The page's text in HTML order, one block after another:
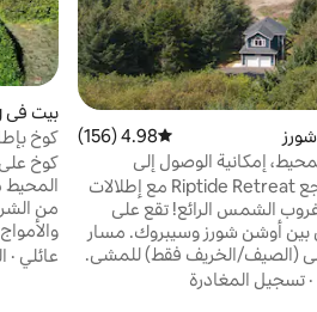
متوسط التقييم 4.98 من 5، 156 مراجعات
4.98 (156)
إمكانية الوصول إلى
للكلاب
استرخِ في منتجع Riptide Retreat مع إطلالات
الشمس الرائع! تقع على
بين أوشن شورز وسيبروك. مسار
(الصيف/الخريف فقط) للمشي.
الآلية ممنوعة منعًا باتًا
الرملية. دقيقتان بالسيارة
· تسجيل المغادرة
بيت في Copalis Crossing
مع
من
كامل
عائلي ·